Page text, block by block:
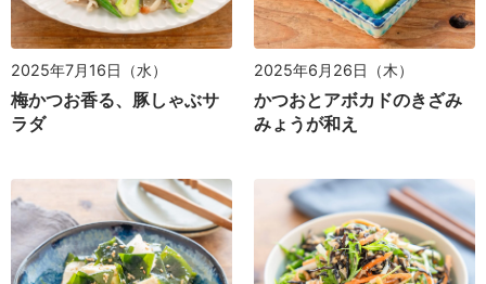
2025年7月16日（水）
梅かつお香る、豚しゃぶサ
ラダ
2025年6月26日（木）
かつおとアボカドのきざみ
みょうが和え